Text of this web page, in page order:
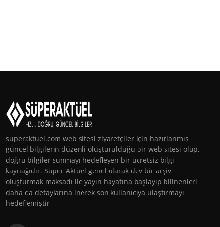
superaktuel.com web sitesi ziyaretçiler için hazırlanmış
güncel bilgilerin düzenli oluşturulduğu bir web sitesi olup,
doğru bilgiler sunmayı hedefleyen bir ücretsiz bilgi
kaynağıdır. Süper Aktüel genel olarak dev bir arşiv
oluşturmak maksadı ile yayın hayatına başlayıp bilinenleri
daha da detaylarına inerek son kullanıcıya ulaştırmayı
hedeflemiştir